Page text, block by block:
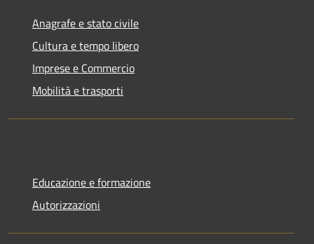
Anagrafe e stato civile
Cultura e tempo libero
Imprese e Commercio
Mobilità e trasporti
Educazione e formazione
Autorizzazioni